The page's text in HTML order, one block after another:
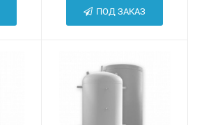
ПОД ЗАКАЗ